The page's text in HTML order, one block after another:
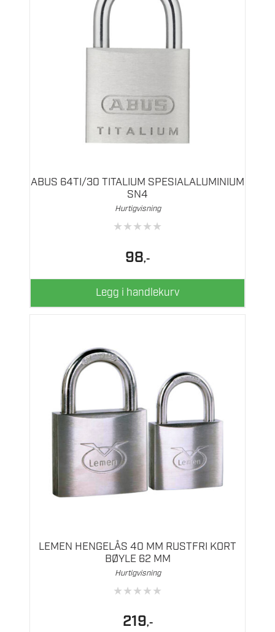
ABUS 64TI/30 TITALIUM SPESIALALUMINIUM
SN4
Hurtigvisning
★★★★★
98,-
Legg i handlekurv
LEMEN HENGELÅS 40 MM RUSTFRI KORT
BØYLE 62 MM
Hurtigvisning
★★★★★
219,-